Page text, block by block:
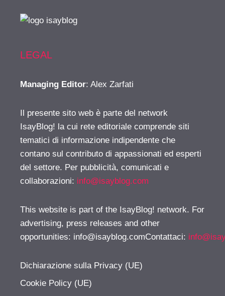
LEGAL
Managing Editor: Alex Zarfati
Il presente sito web è parte del network
IsayBlog! la cui rete editoriale comprende siti
tematici di informazione indipendente che
contano sul contributo di appassionati ed esperti
del settore. Per pubblicità, comunicati e
collaborazioni: info@isayblog.com
This website is part of the IsayBlog! network. For
advertising, press releases and other
opportunities: info@isayblog.comContattaci:
Dichiarazione sulla Privacy (UE)
Cookie Policy (UE)